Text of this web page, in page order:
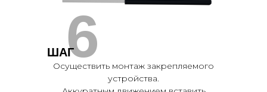
6
ШАГ
Осуществить монтаж закрепляемого
устройства.